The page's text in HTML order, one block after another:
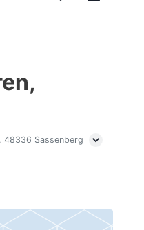
48336 Sassenberg